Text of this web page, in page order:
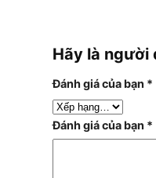
Hãy là người
Đánh giá của bạn *
Đánh giá của bạn *